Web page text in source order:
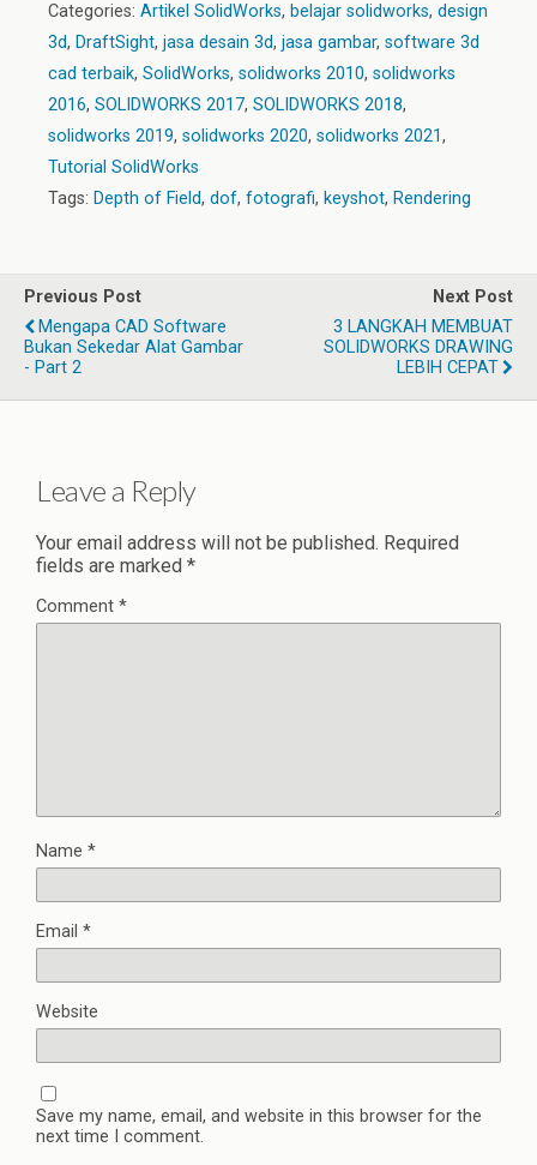
Categories: Artikel SolidWorks, belajar solidworks, design
3d, DraftSight, jasa desain 3d, jasa gambar, software 3d
cad terbaik, SolidWorks, solidworks 2010, solidworks
2016, SOLIDWORKS 2017, SOLIDWORKS 2018,
solidworks 2019, solidworks 2020, solidworks 2021,
Tutorial SolidWorks
Tags: Depth of Field, dof, fotografi, keyshot, Rendering
Previous Post
Mengapa CAD Software
Bukan Sekedar Alat Gambar
- Part 2
Next Post
3 LANGKAH MEMBUAT
SOLIDWORKS DRAWING
LEBIH CEPAT
Leave a Reply
Your email address will not be published. Required
fields are marked *
Comment *
Name *
Email *
Website
Save my name, email, and website in this browser for the
next time I comment.